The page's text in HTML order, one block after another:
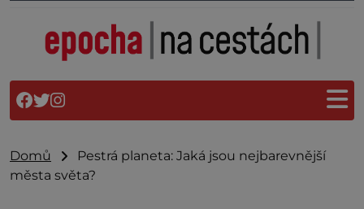
Domů
Pestrá planeta: Jaká jsou nejbarevnější
města světa?